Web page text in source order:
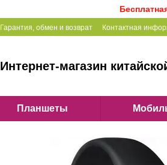
Гарантия, обмен и возврат Контактная
Интернет-магазин
Планшеты